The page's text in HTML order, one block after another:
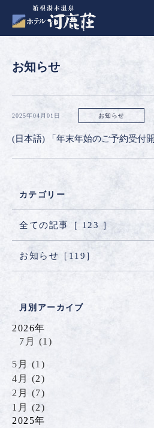
お知らせ
2025年04月01日 お知らせ
(日本語) 「年末年始のご予約受付
カテゴリー
全ての記事［ 123 ］
お知らせ［ 119 ］
月別アーカイブ
2026年
7月 (1)
5月 (1)
4月 (2)
2月 (7)
1月 (2)
2025年